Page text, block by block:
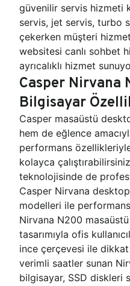
güvenilir servis hizmeti
servis, jet servis, turbo
çekerken müşteri
websitesi canlı sohbet
ayrıcalıklı hizmet
Casper Nirvana
Bilgisayar
Casper masaüstü
hem de eğlence
performans
kolayca
teknolojisinde de
Casper Nirvana
modelleri ile
Nirvana N200
tasarımıyla ofis
ince çerçevesi ile
verimli saatler sunan
bilgisayar, SSD diskleri